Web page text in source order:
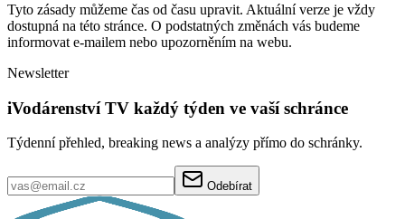
Tyto zásady můžeme čas od času upravit. Aktuální verze je vždy
dostupná na této stránce. O podstatných změnách vás budeme
informovat e-mailem nebo upozorněním na webu.
Newsletter
iVodárenství TV každý týden ve vaší schránce
Týdenní přehled, breaking news a analýzy přímo do schránky.
Odebírat